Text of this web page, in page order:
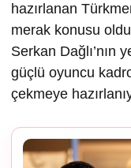
hazırlanan
merak konusu
Serkan Dağlı’nın
güçlü oyuncu
çekmeye